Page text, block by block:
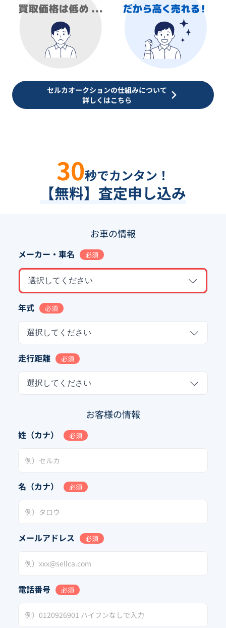
セルカオークションの仕組みについて
詳しくはこちら
30秒でカンタン！
【無料】査定申し込み
お車の情報
メーカー・車名 必須
選択してください
年式 必須
選択してください
走行距離 必須
選択してください
お客様の情報
姓（カナ） 必須
名（カナ） 必須
メールアドレス 必須
電話番号 必須